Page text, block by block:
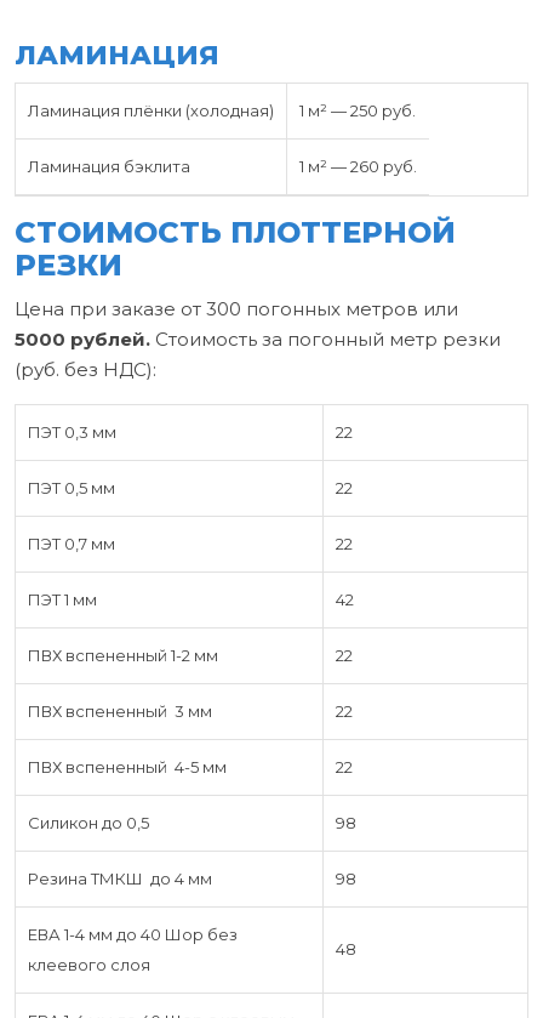
ЛАМИНАЦИЯ
Ламинация плёнки (холодная) 1 м² — 250 руб.
Ламинация бэклита 1 м² — 260 руб.
СТОИМОСТЬ ПЛОТТЕРНОЙ
РЕЗКИ
Цена при заказе от 300 погонных метров или
5000 рублей. Стоимость за погонный метр резки
(руб. без НДС):
ПЭТ 0,3 мм 22
ПЭТ 0,5 мм 22
ПЭТ 0,7 мм 22
ПЭТ 1 мм 42
ПВХ вспененный 1-2 мм 22
ПВХ вспененный 3 мм 22
ПВХ вспененный 4-5 мм 22
Силикон до 0,5 98
Резина ТМКШ до 4 мм 98
ЕВА 1-4 мм до 40 Шор без
клеевого слоя
48